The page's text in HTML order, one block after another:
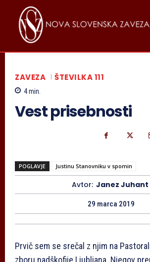
ZAVEZA ŠTEVILKA 111
4min.
Vest prisebnosti
POGLAVJE Justinu Stanovniku v spomin
Avtor: Janez Juhant
29 marca 2019
Prvič sem se srečal z njim na
zboru nadškofije Ljubljana. Njegov